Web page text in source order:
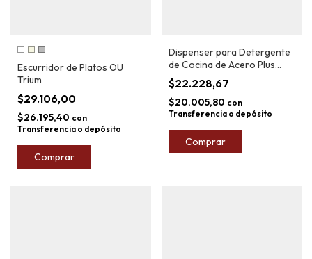
Escurridor de Platos OU
Trium
$29.106,00
$26.195,40 con
Transferencia o depósito
Comprar
Dispenser para Detergente
de Cocina de Acero Plus
Market
$22.228,67
$20.005,80 con
Transferencia o depósito
Comprar